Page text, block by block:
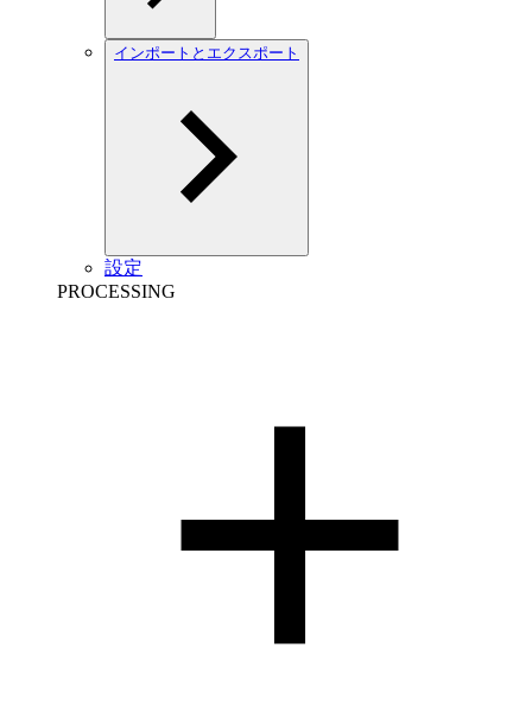
インポートとエクスポート
設定
PROCESSING